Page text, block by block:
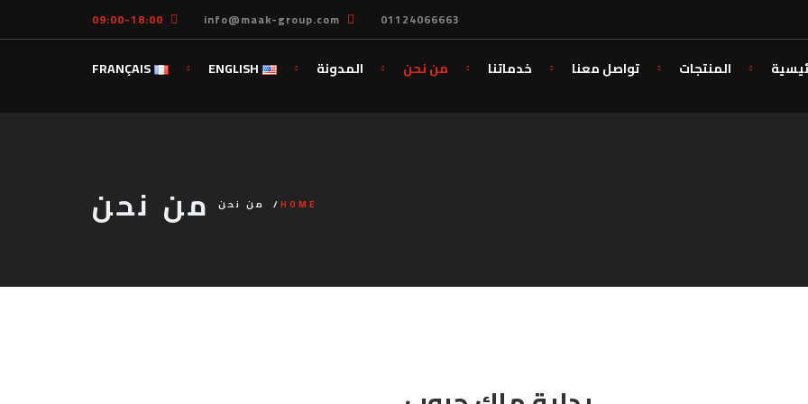
01124066663
info@maak-group.com
09:00-18:00
المنتجات تواصل معنا خدماتنا من نحن المدونة ENGLISH
FRANÇAIS
من نحن HOME من نحن